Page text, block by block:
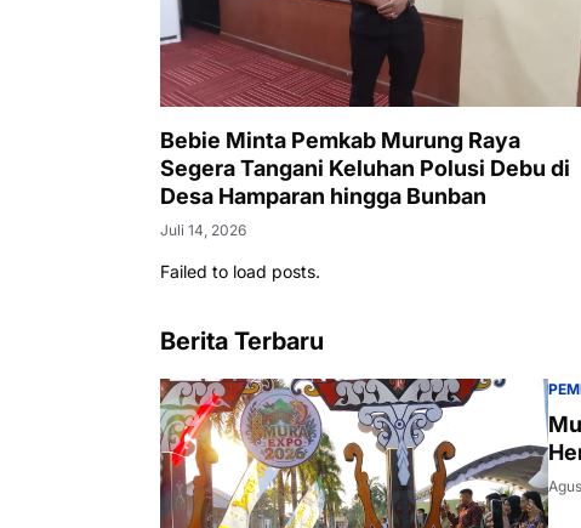
Bebie Minta Pemkab Murung Raya
Segera Tangani Keluhan Polusi Debu di
Desa Hamparan hingga Bunban
Juli 14, 2026
Failed to load posts.
Berita Terbaru